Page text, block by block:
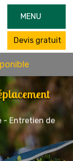
MENU
Devis gratuit
- Entretien de